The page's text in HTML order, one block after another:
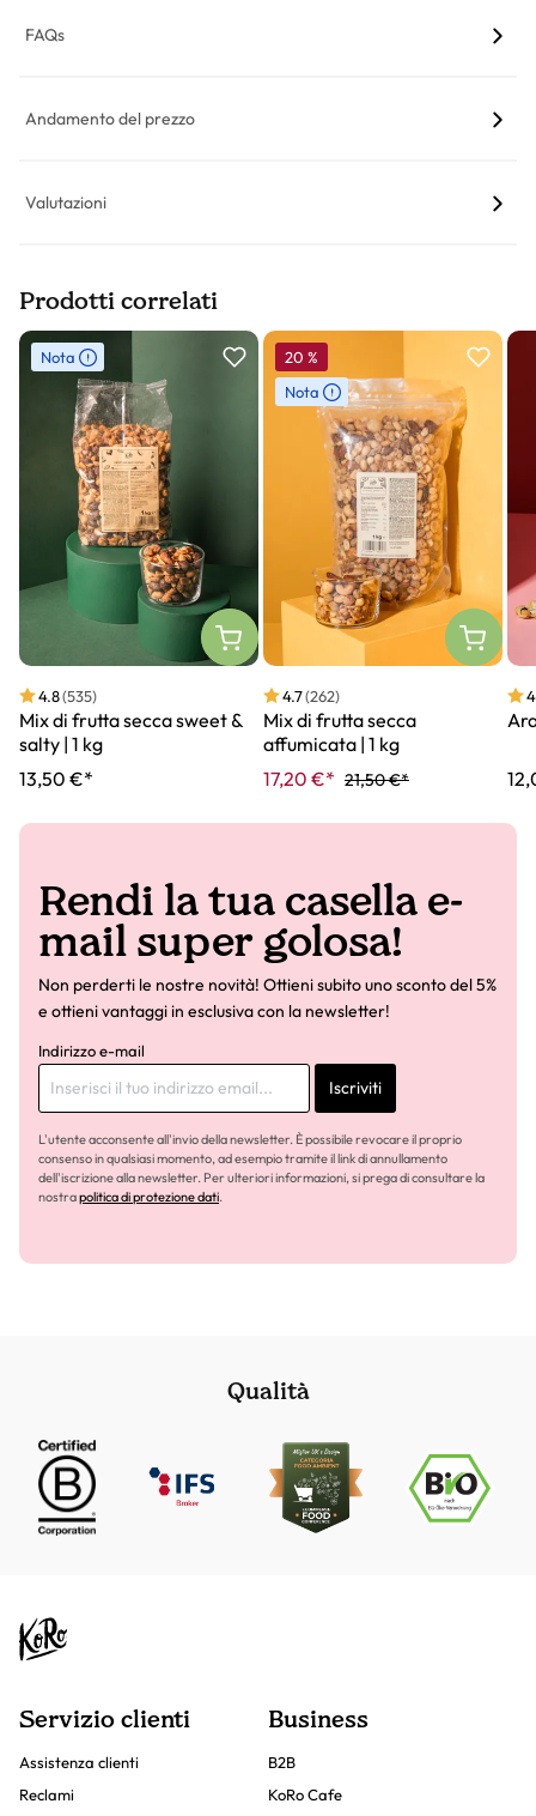
FAQs
Andamento del prezzo
Valutazioni
Prodotti correlati
Slider prodotto
Nota
4.8(535)
Mix di frutta secca sweet &
salty | 1 kg
13,50 €*
20 %
Nota
4.7(262)
Mix di frutta secca
affumicata | 1 kg
17,20 €* 21,50 €*
Rendi la tua casella e-
mail super golosa!
Non perderti le nostre novità! Ottieni subito uno sconto del 5%
e ottieni vantaggi in esclusiva con la newsletter!
Indirizzo e-mail
Iscriviti
L'utente acconsente all'invio della newsletter. È possibile revocare il proprio
consenso in qualsiasi momento, ad esempio tramite il link di annullamento
dell'iscrizione alla newsletter. Per ulteriori informazioni, si prega di consultare la
nostrapolitica di protezione dati.
Qualità
Servizio clienti
Assistenza clienti
Reclami
Business
B2B
KoRo Cafe